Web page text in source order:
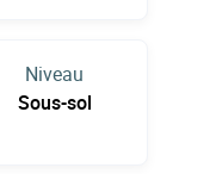
Niveau
Sous-sol